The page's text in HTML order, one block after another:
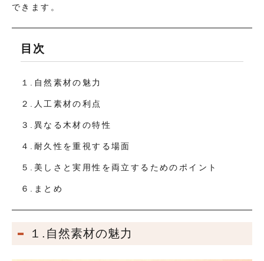
できます。
目次
１.自然素材の魅力
２.人工素材の利点
３.異なる木材の特性
４.耐久性を重視する場面
５.美しさと実用性を両立するためのポイント
６.まとめ
１.自然素材の魅力